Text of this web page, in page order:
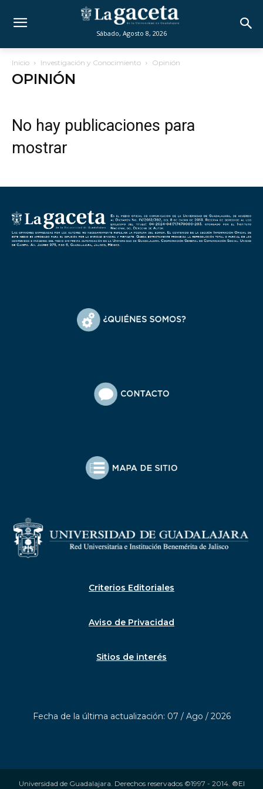
Sábado, Agosto 8, 2026
Inicio Investigación y Conocimiento Opinión
OPINIÓN
No hay publicaciones para
mostrar
Criterios Editoriales
Aviso de Privacidad
Sitios de interés
Fecha de la última actualización: 07 / Ago / 2026
Universidad de Guadalajara. Derechos reservados ©1997 - 2014. ®El